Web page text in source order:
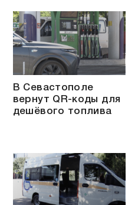
В Севастополе
вернут QR-коды для
дешёвого топлива